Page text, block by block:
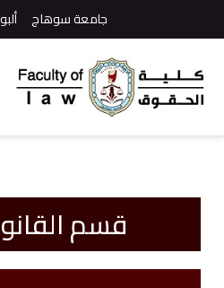
جامعة سوهاج
قسم